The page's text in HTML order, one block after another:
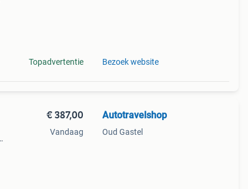
Topadvertentie Bezoek website
€ 387,00
Vandaag
Autotravelshop
Oud Gastel